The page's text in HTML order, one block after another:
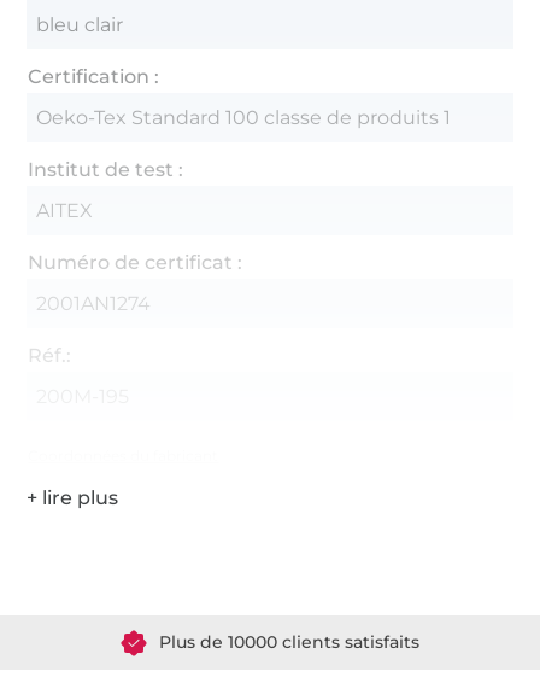
bleu clair
Certification :
Oeko-Tex Standard 100 classe de produits 1
Institut de test :
AITEX
Numéro de certificat :
2001AN1274
Réf.:
Plus de 10000 clients satisfaits